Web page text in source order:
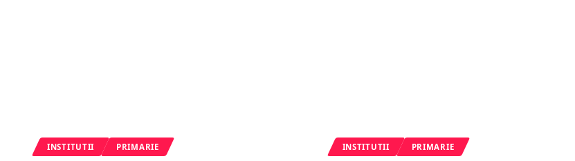
INSTITUTII PRIMARIE INSTITUTII PRIMARIE